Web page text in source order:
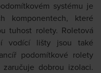
systému je
komponentech, které
tuhost rolety. Roletová
vodící lišty jsou také
podomítkové rolety
dobrou izolaci.